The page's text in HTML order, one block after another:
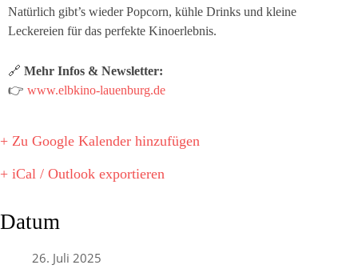
Natürlich gibt’s wieder Popcorn, kühle Drinks und kleine
Leckereien für das perfekte Kinoerlebnis.
🔗 Mehr Infos & Newsletter:
👉 www.elbkino-lauenburg.de
+ Zu Google Kalender hinzufügen
+ iCal / Outlook exportieren
Datum
26. Juli 2025